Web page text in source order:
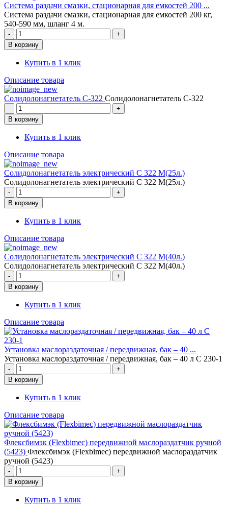
Система раздачи смазки, стационарная для емкостей 200 ...
Система раздачи смазки, стационарная для емкостей 200 кг,
540-590 мм, шланг 4 м.
Купить в 1 клик
Описание товара
Солидолонагнетатель С-322 Солидолонагнетатель С-322
Купить в 1 клик
Описание товара
Солидолонагнетатель электрический С 322 М(25л.)
Солидолонагнетатель электрический С 322 М(25л.)
Купить в 1 клик
Описание товара
Солидолонагнетатель электрический С 322 М(40л.)
Солидолонагнетатель электрический С 322 М(40л.)
Купить в 1 клик
Описание товара
Установка маслораздаточная / передвижная, бак – 40 ...
Установка маслораздаточная / передвижная, бак – 40 л С 230-1
Купить в 1 клик
Описание товара
Флексбимэк (Flexbimec) передвижной маслораздатчик ручной
(5423) Флексбимэк (Flexbimec) передвижной маслораздатчик
ручной (5423)
Купить в 1 клик